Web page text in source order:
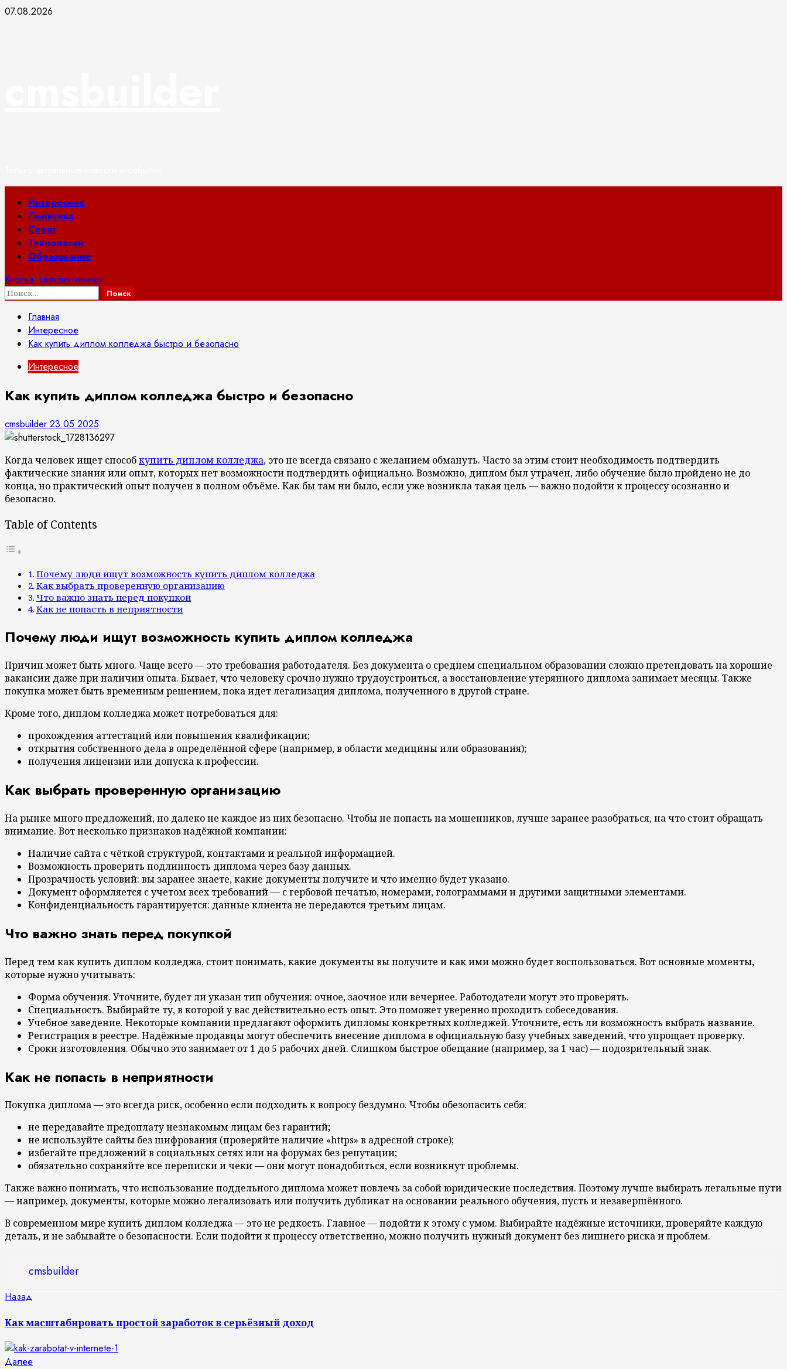
Перейти
07.08.2026
меню Интересное
Политика
Спорт
Технологии
Образование
Кнопка: светлая/темная
Найти:
Главная
Интересное
Как купить диплом колледжа быстро и безопасно
Интересное
Как купить диплом колледжа быстро и безопасно
cmsbuilder 23.05.2025
Когда человек ищет способкупить диплом колледжа, это не всегда связано с желанием обмануть. Часто за этим стоит необходимость подтвердить
фактические знания или опыт, которых нет возможности подтвердить официально. Возможно, диплом был утрачен, либо обучение было пройдено не до
конца, но практический опыт получен в полном объёме. Как бы там ни было, если уже возникла такая цель — важно подойти к процессу осознанно и
безопасно.
Table of Contents
Почему люди ищут возможность купить диплом колледжа
Как выбрать проверенную организацию
Что важно знать перед покупкой
Как не попасть в неприятности
Почему люди ищут возможность купить диплом колледжа
Причин может быть много. Чаще всего — это требования работодателя. Без документа о среднем специальном образовании сложно претендовать на хорошие
вакансии даже при наличии опыта. Бывает, что человеку срочно нужно трудоустроиться, а восстановление утерянного диплома занимает месяцы. Также
покупка может быть временным решением, пока идет легализация диплома, полученного в другой стране.
Кроме того, диплом колледжа может потребоваться для:
прохождения аттестаций или повышения квалификации;
открытия собственного дела в определённой сфере (например, в области медицины или образования);
получения лицензии или допуска к профессии.
Как выбрать проверенную организацию
На рынке много предложений, но далеко не каждое из них безопасно. Чтобы не попасть на мошенников, лучше заранее разобраться, на что стоит обращать
внимание. Вот несколько признаков надёжной компании:
Наличие сайта с чёткой структурой, контактами и реальной информацией.
Возможность проверить подлинность диплома через базу данных.
Прозрачность условий: вы заранее знаете, какие документы получите и что именно будет указано.
Документ оформляется с учетом всех требований — с гербовой печатью, номерами, голограммами и другими защитными элементами.
Конфиденциальность гарантируется: данные клиента не передаются третьим лицам.
Что важно знать перед покупкой
Перед тем как купить диплом колледжа, стоит понимать, какие документы вы получите и как ими можно будет воспользоваться. Вот основные моменты,
которые нужно учитывать:
Форма обучения. Уточните, будет ли указан тип обучения: очное, заочное или вечернее. Работодатели могут это проверять.
Специальность. Выбирайте ту, в которой у вас действительно есть опыт. Это поможет уверенно проходить собеседования.
Учебное заведение. Некоторые компании предлагают оформить дипломы конкретных колледжей. Уточните, есть ли возможность выбрать название.
Регистрация в реестре. Надёжные продавцы могут обеспечить внесение диплома в официальную базу учебных заведений, что упрощает проверку.
Сроки изготовления. Обычно это занимает от 1 до 5 рабочих дней. Слишком быстрое обещание (например, за 1 час) — подозрительный знак.
Как не попасть в неприятности
Покупка диплома — это всегда риск, особенно если подходить к вопросу бездумно. Чтобы обезопасить себя:
не передавайте предоплату незнакомым лицам без гарантий;
не используйте сайты без шифрования (проверяйте наличие «https» в адресной строке);
избегайте предложений в социальных сетях или на форумах без репутации;
обязательно сохраняйте все переписки и чеки — они могут понадобиться, если возникнут проблемы.
Также важно понимать, что использование поддельного диплома может повлечь за собой юридические последствия. Поэтому лучше выбирать легальные пути
— например, документы, которые можно легализовать или получить дубликат на основании реального обучения, пусть и незавершённого.
В современном мире купить диплом колледжа — это не редкость. Главное — подойти к этому с умом. Выбирайте надёжные источники, проверяйте каждую
деталь, и не забывайте о безопасности. Если подойти к процессу ответственно, можно получить нужный документ без лишнего риска и проблем.
cmsbuilder
Продолжить
чтение
Назад
Как масштабировать простой заработок в серьёзный доход
ДалееСледующая